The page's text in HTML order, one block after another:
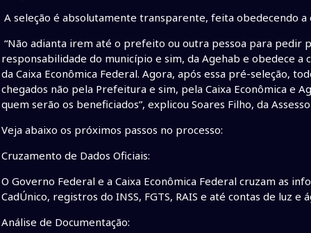
A seleção é absolutamente transparente, feita obedecendo
“Não adianta irem até o prefeito ou outra pessoa para pedir
responsabilidade do município e sim, da Agehab e obedece
da Caixa Econômica Federal. Agora, após essa pré-seleção,
chegados não pela Prefeitura e sim, pela Caixa Econômica e
quem serão os beneficiados”, explicou Soares Filho, da
Veja abaixo os próximos passos no processo:
Cruzamento de Dados Oficiais:
O Governo Federal e a Caixa Econômica Federal cruzam as
CadÚnico, registros do INSS, FGTS, RAIS e até contas de luz
Análise de Documentação: